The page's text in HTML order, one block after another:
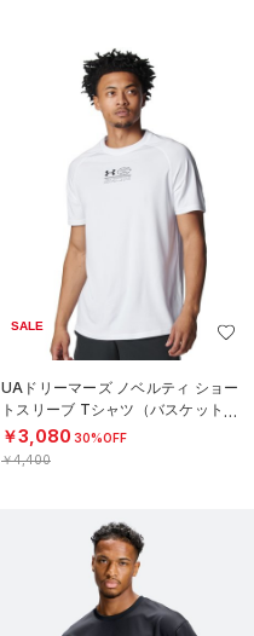
SALE
UAドリーマーズ ノベルティ ショー
トスリーブ Tシャツ（バスケットボ
ール/MEN）
￥3,080 30%OFF
￥4,400